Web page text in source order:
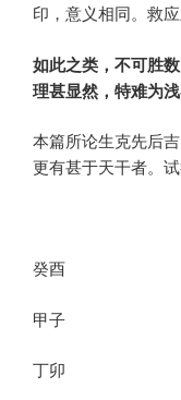
印，意义相同。救
如此之类，不可胜
理甚显然，特难为浅
本篇所论生克先后
更有甚于天干者。
癸酉
甲子
丁卯